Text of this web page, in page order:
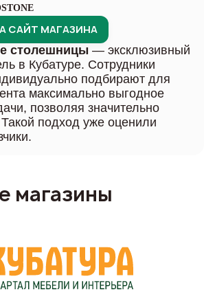
САЙТ МАГАЗИНА
столешницы — эксклюзивный
в Кубатуре. Сотрудники
подбирают для
максимально выгодное
позволяя значительно
подход уже оценили
магазины